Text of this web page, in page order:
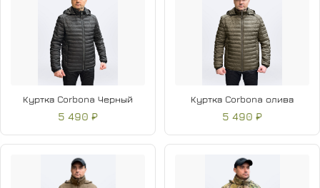
Куртка Corbona Черный
5 490 ₽
Куртка Corbona олива
5 490 ₽